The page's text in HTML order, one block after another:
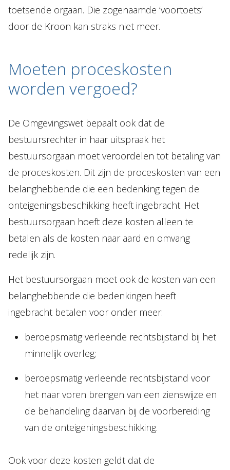
toetsende orgaan. Die zogenaamde ‘voortoets’
door de Kroon kan straks niet meer.
Moeten proceskosten
worden vergoed?
De Omgevingswet bepaalt ook dat de
bestuursrechter in haar uitspraak het
bestuursorgaan moet veroordelen tot betaling van
de proceskosten. Dit zijn de proceskosten van een
belanghebbende die een bedenking tegen de
onteigeningsbeschikking heeft ingebracht. Het
bestuursorgaan hoeft deze kosten alleen te
betalen als de kosten naar aard en omvang
redelijk zijn.
Het bestuursorgaan moet ook de kosten van een
belanghebbende die bedenkingen heeft
ingebracht betalen voor onder meer:
beroepsmatig verleende rechtsbijstand bij het
minnelijk overleg;
beroepsmatig verleende rechtsbijstand voor
het naar voren brengen van een zienswijze en
de behandeling daarvan bij de voorbereiding
van de onteigeningsbeschikking.
Ook voor deze kosten geldt dat de